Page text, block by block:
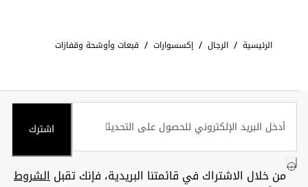
الرئيسية / الرجال / إكسسوارات / قبعات وأوشحة وقفازات
اشترك
من خلال الاشتراك في قائمتنا البريدية، فإنك تقبلالشروط